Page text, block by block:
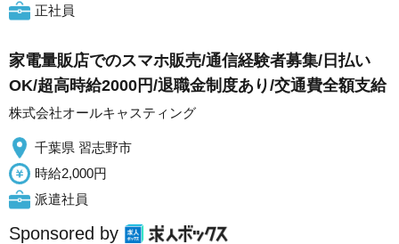
正社員
家電量販店でのスマホ販売/通信経験者募集/日払い
OK/超高時給2000円/退職金制度あり/交通費全額支給
株式会社オールキャスティング
千葉県 習志野市
時給2,000円
派遣社員
Sponsored by